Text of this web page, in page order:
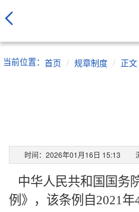
当前位置： 首页 规章制度 正文
时间：2026年01月16日 15:13
中华人民共和国国务
例》，该条例自2021年